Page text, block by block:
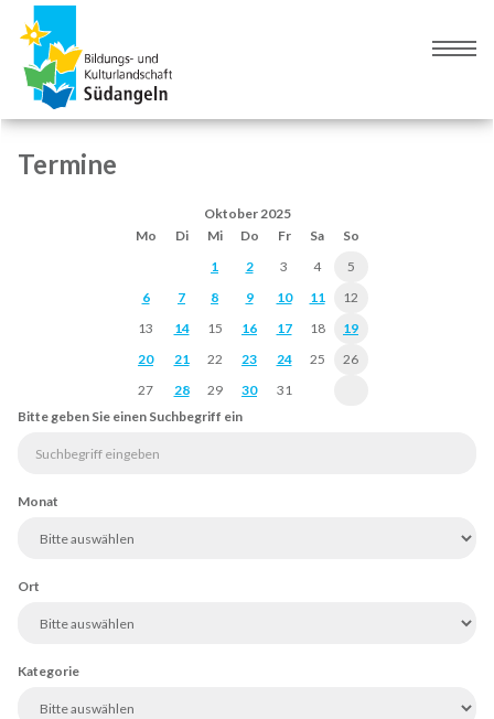
Navigation
springen
Inhalt
springen
Termine
Oktober 2025
Mo
Di Mi Do Fr Sa
So
1
2 3 4
5
6
7 8 9 10 11
12
13
14 15 16 17 18
19
20
21 22 23 24 25
26
27
28 29 30
31
Bitte geben Sie einen Suchbegriff ein
Monat
Ort
Kategorie